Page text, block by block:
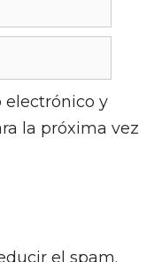
electrónico y
la próxima vez
el spam.